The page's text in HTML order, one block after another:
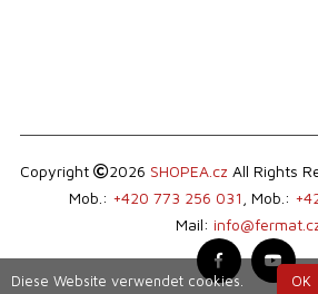
Copyright 2026 SHOPEA.cz All Rights
Mob.: +420 773 256 031 , Mob.:
Mail:
Diese Website verwendet cookies. OK